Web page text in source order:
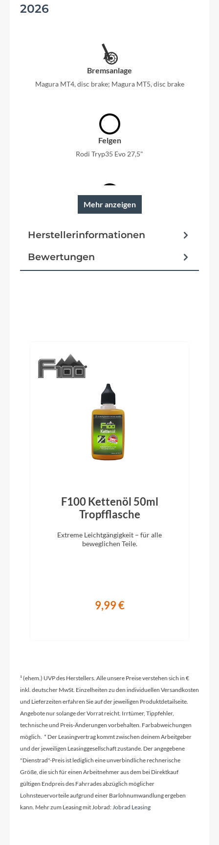
2026
Bremsanlage
Magura MT4, disc brake; Magura MT5, disc brake
Felgen
Rodi Tryp35 Evo 27,5"
Reifen
Ursus R97 IC Invisible Connect
Glocke
Billy
Vorbau
Satori R&M Custom, cable integration, adjustable
angle, Alu
Tiefeinsteiger
Modelljahr
Enviolo Heavy Duty, Disc, 36H
Schaltwerk
Enviolo
Rahmenmaterial
Aluminium
Riese & Müller, 170mm
Mehr anzeigen
Herstellerinformationen
Bewertungen
F100 Kettenöl 50ml
Tropfflasche
Extreme Leichtgängigkeit – für alle
beweglichen Teile.
9,99 €
¹ (ehem.) UVP des Herstellers. Alle unsere Preise verstehen sich in €
inkl. deutscher MwSt. Einzelheiten zu den individuellen Versandkosten
und Lieferzeiten erfahren Sie auf der jeweiligen Produktdetailseite.
Angebote nur solange der Vorrat reicht. Irrtümer, Tippfehler,
technische und Preis-Änderungen vorbehalten. Farbabweichungen
möglich. * Der Leasingvertrag kommt zwischen deinem Arbeitgeber
und der jeweiligen Leasinggesellschaft zustande. Der angegebene
"Dienstrad"-Preis ist lediglich eine unverbindliche rechnerische
Größe, die sich für einen Arbeitnehmer aus dem bei Direktkauf
gültigen Endpreis des Fahrrades abzüglich möglicher
Lohnsteuervorteile aufgrund einer Barlohnumwandlung ergeben
kann. Mehr zum Leasing mit Jobrad:Jobrad Leasing